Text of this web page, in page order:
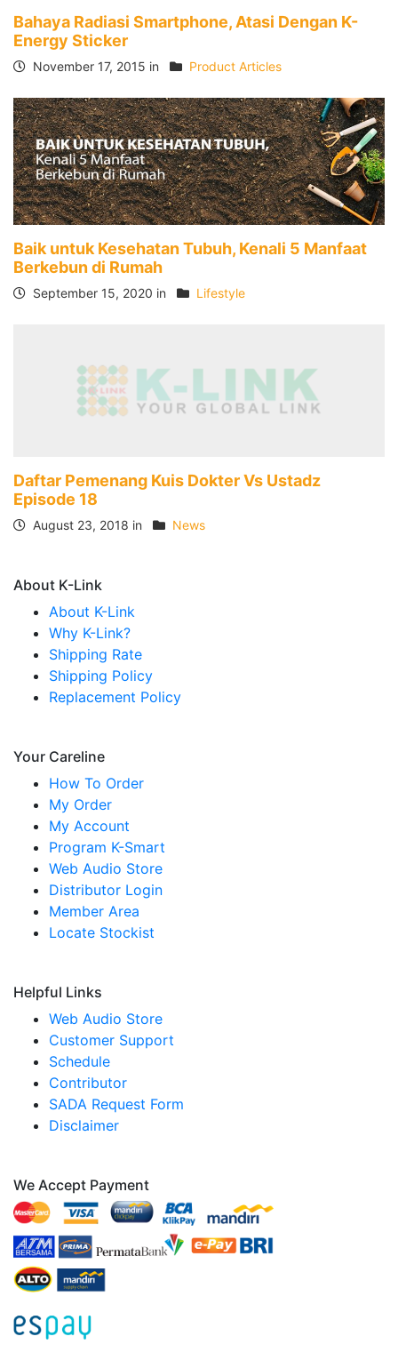
Bahaya Radiasi Smartphone, Atasi Dengan K-
Energy Sticker
November 17, 2015 in Product Articles
Baik untuk Kesehatan Tubuh, Kenali 5 Manfaat
Berkebun di Rumah
September 15, 2020 in Lifestyle
Daftar Pemenang Kuis Dokter Vs Ustadz
Episode 18
August 23, 2018 in News
About K-Link
About K-Link
Why K-Link?
Shipping Rate
Shipping Policy
Replacement Policy
Your Careline
How To Order
My Order
My Account
Program K-Smart
Web Audio Store
Distributor Login
Member Area
Locate Stockist
Helpful Links
Web Audio Store
Customer Support
Schedule
Contributor
SADA Request Form
Disclaimer
We Accept Payment